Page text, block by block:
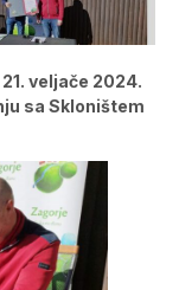
veljače 2024.
sa Skloništem